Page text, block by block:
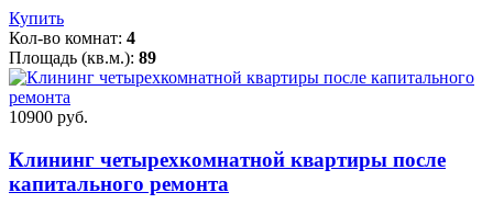
Купить
Кол-во комнат: 4
Площадь (кв.м.): 89
10900 pуб.
Клининг четырехкомнатной квартиры после
капитального ремонта